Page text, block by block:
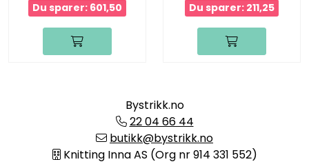
Du sparer: 601,50 Du sparer: 211,25
Bystrikk.no
22 04 66 44
butikk@bystrikk.no
Knitting Inna AS (Org nr 914 331 552)